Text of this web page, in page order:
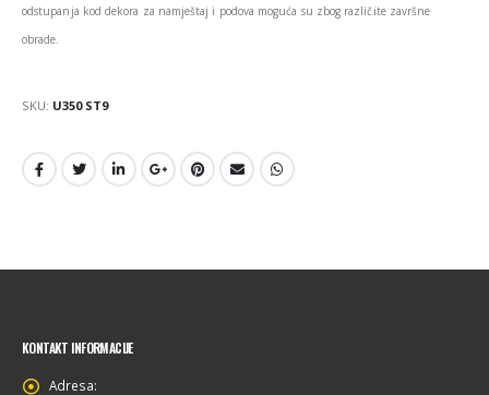
odstupanja kod dekora za namještaj i podova moguća su zbog različite završne
obrade.
SKU: U350 ST9
KONTAKT INFORMACIJE
Adresa: